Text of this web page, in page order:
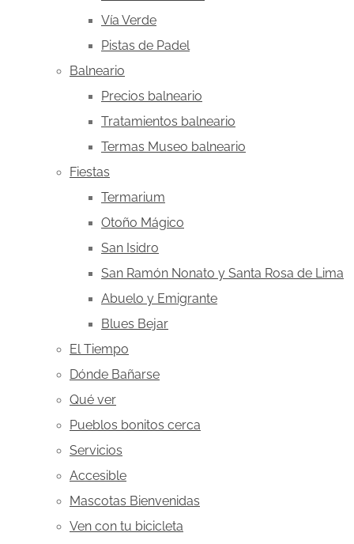
Vía Verde
Pistas de Padel
Balneario
Precios balneario
Tratamientos balneario
Termas Museo balneario
Fiestas
Termarium
Otoño Mágico
San Isidro
San Ramón Nonato y Santa Rosa de Lima
Abuelo y Emigrante
Blues Bejar
El Tiempo
Dónde Bañarse
Qué ver
Pueblos bonitos cerca
Servicios
Accesible
Mascotas Bienvenidas
Ven con tu bicicleta